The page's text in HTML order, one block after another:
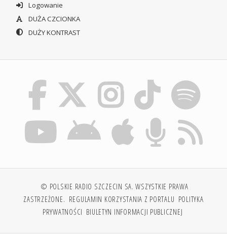
Logowanie
DUŻA CZCIONKA
DUŻY KONTRAST
© POLSKIE RADIO SZCZECIN SA. WSZYSTKIE PRAWA
ZASTRZEŻONE. REGULAMIN KORZYSTANIA Z PORTALU POLITYKA
PRYWATNOŚCI BIULETYN INFORMACJI PUBLICZNEJ